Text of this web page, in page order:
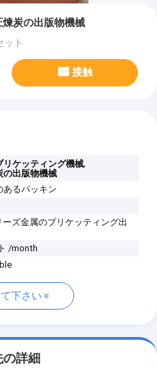
炭の出版物機械
ット
接触
リケッティング機械,
の出版物機械
あるパッキン
ーズ金属のブリケッティング出
/month
下さい
詳細